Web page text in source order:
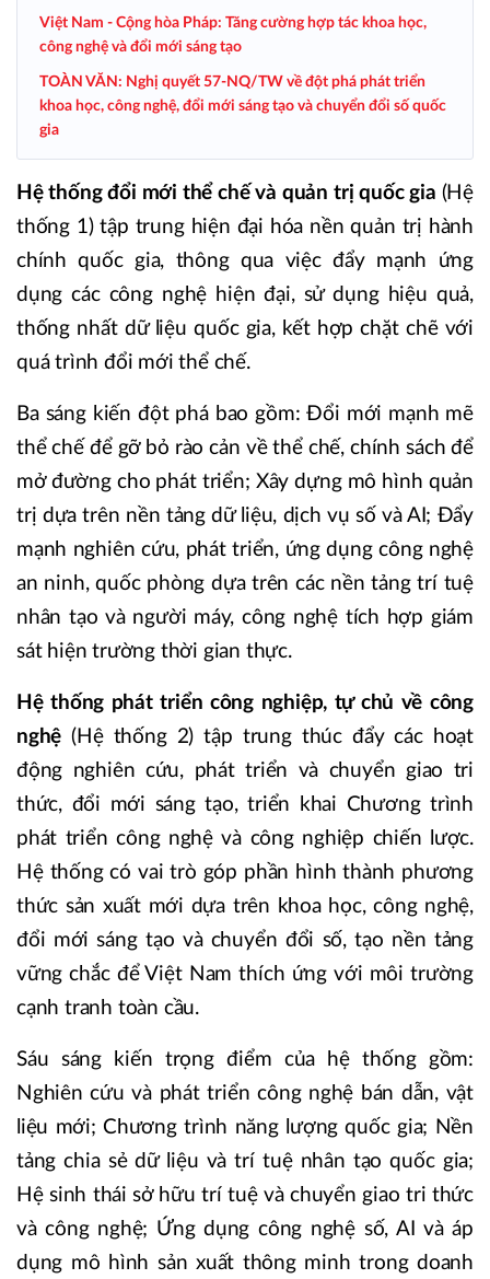
Việt Nam - Cộng hòa Pháp: Tăng cường hợp tác khoa học,
công nghệ và đổi mới sáng tạo
TOÀN VĂN: Nghị quyết 57-NQ/TW về đột phá phát triển
khoa học, công nghệ, đổi mới sáng tạo và chuyển đổi số quốc
gia
Hệ thống đổi mới thể chế và quản trị quốc gia (Hệ
thống 1) tập trung hiện đại hóa nền quản trị hành
chính quốc gia, thông qua việc đẩy mạnh ứng
dụng các công nghệ hiện đại, sử dụng hiệu quả,
thống nhất dữ liệu quốc gia, kết hợp chặt chẽ với
quá trình đổi mới thể chế.
Ba sáng kiến đột phá bao gồm: Đổi mới mạnh mẽ
thể chế để gỡ bỏ rào cản về thể chế, chính sách để
mở đường cho phát triển; Xây dựng mô hình quản
trị dựa trên nền tảng dữ liệu, dịch vụ số và AI; Đẩy
mạnh nghiên cứu, phát triển, ứng dụng công nghệ
an ninh, quốc phòng dựa trên các nền tảng trí tuệ
nhân tạo và người máy, công nghệ tích hợp giám
sát hiện trường thời gian thực.
Hệ thống phát triển công nghiệp, tự chủ về công
nghệ (Hệ thống 2) tập trung thúc đẩy các hoạt
động nghiên cứu, phát triển và chuyển giao tri
thức, đổi mới sáng tạo, triển khai Chương trình
phát triển công nghệ và công nghiệp chiến lược.
Hệ thống có vai trò góp phần hình thành phương
thức sản xuất mới dựa trên khoa học, công nghệ,
đổi mới sáng tạo và chuyển đổi số, tạo nền tảng
vững chắc để Việt Nam thích ứng với môi trường
cạnh tranh toàn cầu.
Sáu sáng kiến trọng điểm của hệ thống gồm:
Nghiên cứu và phát triển công nghệ bán dẫn, vật
liệu mới; Chương trình năng lượng quốc gia; Nền
tảng chia sẻ dữ liệu và trí tuệ nhân tạo quốc gia;
Hệ sinh thái sở hữu trí tuệ và chuyển giao tri thức
và công nghệ; Ứng dụng công nghệ số, AI và áp
dụng mô hình sản xuất thông minh trong doanh